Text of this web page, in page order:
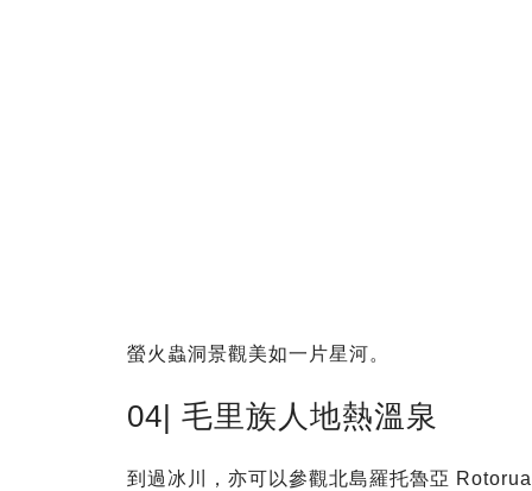
螢火蟲洞景觀美如一片星河。
04| 毛里族人地熱溫泉
到過冰川，亦可以參觀北島羅托魯亞